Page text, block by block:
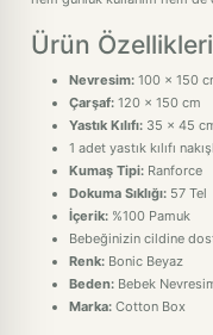
Ürün Özellikleri
Nevresim: 100 x 150
Çarşaf: 120 x 150 cm
Yastık Kılıfı: 35 x 45
1 adet yastık kılıfı
Kumaş Tipi: Ranforce
Dokuma Sıklığı: 57 Tel
İçerik: %100 Pamuk
Bebeğinizin cildine
Renk: Bonic Beyaz
Beden: Bebek
Marka: Cotton Box